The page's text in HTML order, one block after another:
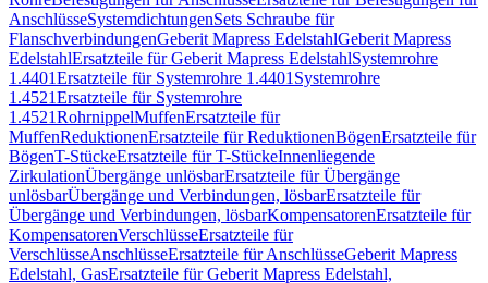
AnschlüsseSystemdichtungenSets Schraube für
FlanschverbindungenGeberit Mapress EdelstahlGeberit Mapress
EdelstahlErsatzteile für Geberit Mapress EdelstahlSystemrohre
1.4401Ersatzteile für Systemrohre 1.4401 Systemrohre
1.4521Ersatzteile für Systemrohre
1.4521RohrnippelMuffenErsatzteile für
MuffenReduktionenErsatzteile für ReduktionenBögenErsatzteile für
BögenT-StückeErsatzteile für T-StückeInnenliegende
ZirkulationÜbergänge unlösbarErsatzteile für Übergänge
unlösbarÜbergänge und Verbindungen, lösbarErsatzteile für
Übergänge und Verbindungen, lösbarKompensatorenErsatzteile für
KompensatorenVerschlüsseErsatzteile für
VerschlüsseAnschlüsseErsatzteile für AnschlüsseGeberit Mapress
Edelstahl, GasErsatzteile für Geberit Mapress Edelstahl,